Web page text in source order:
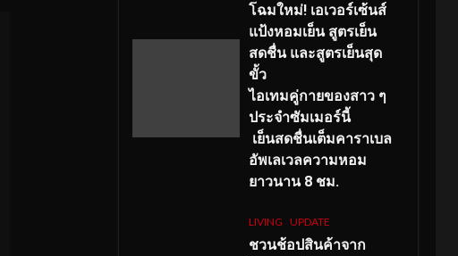
โฉมใหม่! เอเวอร์เซ้นส์
แป้งหอมเย็น สูตรเย็น
สดชื่น และสูตรเย็นสุด
ขั้ว
ไอเทมคู่กายของสาว ๆ
ประจำซัมเมอร์นี้
เย็นสดชื่นเต็มคาราเบล
อัพเลเวลความหอม
ยาวนาน 8 ชม.
LIVING UPDATE
ชวนช้อปสินค้าจาก